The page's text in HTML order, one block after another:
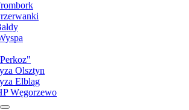
Olsztyn
Elbląg
Węgorzewo